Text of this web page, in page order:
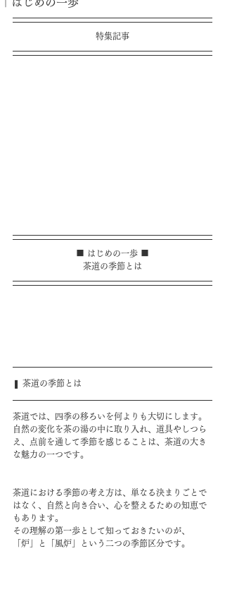
特集記事
■ はじめの一歩 ■
茶道の季節とは
❚ 茶道の季節とは
茶道では、四季の移ろいを何よりも大切にします。
自然の変化を茶の湯の中に取り入れ、道具やしつら
え、点前を通して季節を感じることは、茶道の大き
な魅力の一つです。
茶道における季節の考え方は、単なる決まりごとで
はなく、自然と向き合い、心を整えるための知恵で
もあります。
その理解の第一歩として知っておきたいのが、
「炉」と「風炉」という二つの季節区分です。